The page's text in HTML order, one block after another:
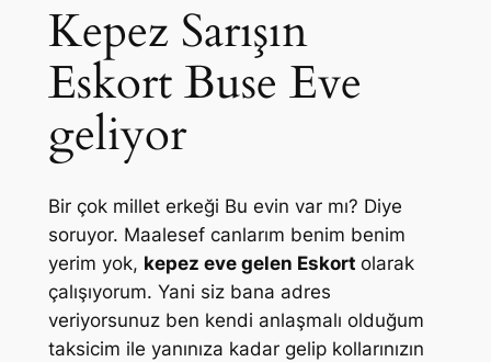
Kepez Sarışın
Eskort Buse Eve
geliyor
Bir çok millet erkeği Bu evin var mı? Diye
soruyor. Maalesef canlarım benim benim
yerim yok, kepez eve gelen Eskort olarak
çalışıyorum. Yani siz bana adres
veriyorsunuz ben kendi anlaşmalı olduğum
taksicim ile yanınıza kadar gelip kollarınızın